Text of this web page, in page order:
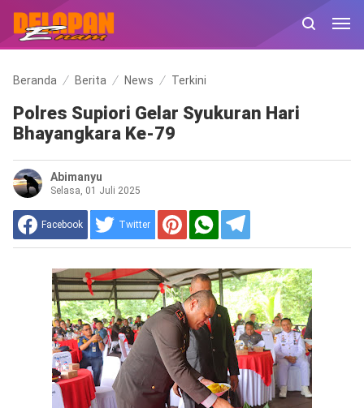
Beranda Berita News Terkini
Polres Supiori Gelar Syukuran Hari
Bhayangkara Ke-79
Abimanyu
Selasa, 01 Juli 2025
Facebook Twitter